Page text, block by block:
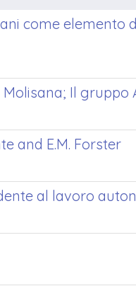
come elemento
Il gruppo
and E.M. Forster
al lavoro